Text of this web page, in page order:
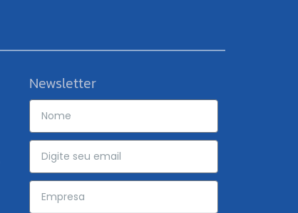
Newsletter